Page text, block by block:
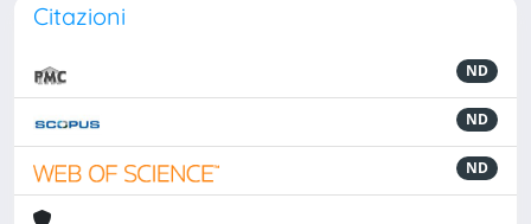
Citazioni
ND
ND
ND